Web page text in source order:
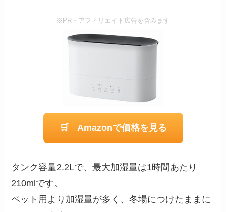
※PR・アフィリエイト広告を含みます
🛒 Amazonで価格を見る
タンク容量2.2Lで、最大加湿量は1時間あたり
210mlです。
ペット用より加湿量が多く、冬場につけたままに